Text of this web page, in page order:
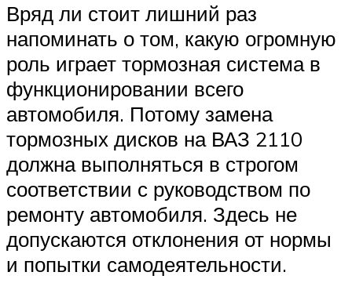
Вряд ли стоит лишний раз
напоминать о том, какую огромную
роль играет тормозная система в
функционировании всего
автомобиля. Потому замена
тормозных дисков на ВАЗ 2110
должна выполняться в строгом
соответствии с руководством по
ремонту автомобиля. Здесь не
допускаются отклонения от нормы
и попытки самодеятельности.